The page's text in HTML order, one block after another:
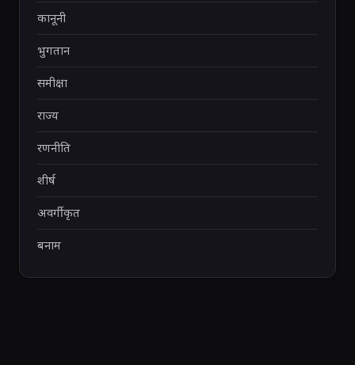
कानूनी
भुगतान
समीक्षा
राज्य
रणनीति
शीर्ष
अवर्गीकृत
बनाम